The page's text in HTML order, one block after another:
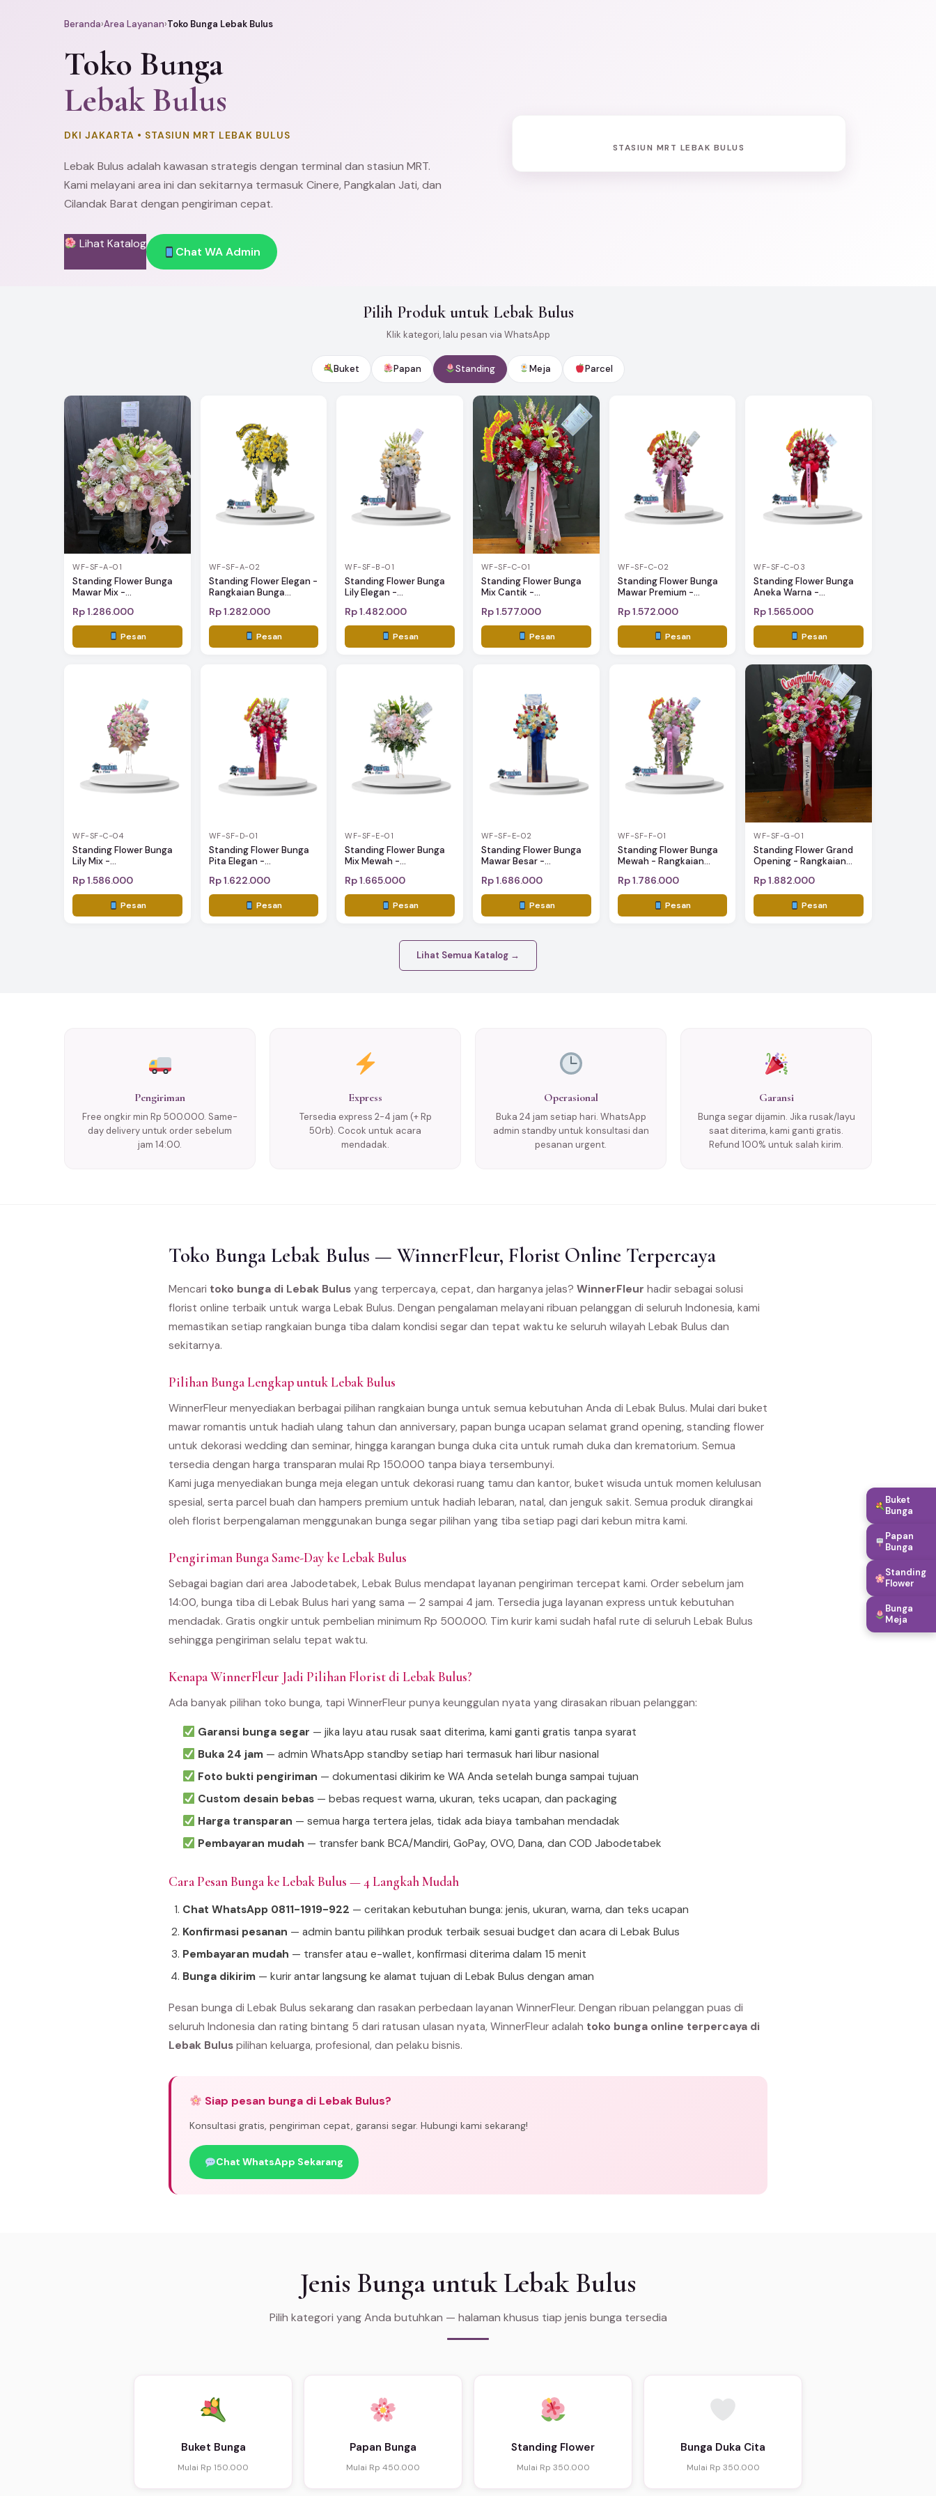
Beranda›Area Layanan›Toko Bunga Lebak Bulus
Toko Bunga
Lebak Bulus
DKI JAKARTA • STASIUN MRT LEBAK BULUS
Lebak Bulus adalah kawasan strategis dengan terminal dan stasiun MRT.
Kami melayani area ini dan sekitarnya termasuk Cinere, Pangkalan Jati, dan
Cilandak Barat dengan pengiriman cepat.
Lihat Katalog
Chat WA Admin
STASIUN MRT LEBAK BULUS
Pilih Produk untuk Lebak Bulus
Klik kategori, lalu pesan via WhatsApp
Buket Papan Standing Meja Parcel
WF-SF-A-01
Standing Flower Bunga
Mawar Mix -...
Rp 1.286.000
Pesan
WF-SF-A-02
Standing Flower Elegan -
Rangkaian Bunga...
Rp 1.282.000
Pesan
WF-SF-B-01
Standing Flower Bunga
Lily Elegan -...
Rp 1.482.000
Pesan
WF-SF-C-01
Standing Flower Bunga
Mix Cantik -...
Rp 1.577.000
Pesan
WF-SF-C-02
Standing Flower Bunga
Mawar Premium -...
Rp 1.572.000
Pesan
WF-SF-C-03
Standing Flower Bunga
Aneka Warna -...
Rp 1.565.000
Pesan
WF-SF-C-04
Standing Flower Bunga
Lily Mix -...
Rp 1.586.000
Pesan
WF-SF-D-01
Standing Flower Bunga
Pita Elegan -...
Rp 1.622.000
Pesan
WF-SF-E-01
Standing Flower Bunga
Mix Mewah -...
Rp 1.665.000
Pesan
WF-SF-E-02
Standing Flower Bunga
Mawar Besar -...
Rp 1.686.000
Pesan
WF-SF-F-01
Standing Flower Bunga
Mewah - Rangkaian...
Rp 1.786.000
Pesan
WF-SF-G-01
Standing Flower Grand
Opening - Rangkaian...
Rp 1.882.000
Pesan
Lihat Semua Katalog →
Pengiriman
Free ongkir min Rp 500.000. Same-
day delivery untuk order sebelum
jam 14:00.
Express
Tersedia express 2-4 jam (+ Rp
50rb). Cocok untuk acara
mendadak.
Operasional
Buka 24 jam setiap hari. WhatsApp
admin standby untuk konsultasi dan
pesanan urgent.
Garansi
Bunga segar dijamin. Jika rusak/layu
saat diterima, kami ganti gratis.
Refund 100% untuk salah kirim.
Toko Bunga Lebak Bulus — WinnerFleur, Florist Online Terpercaya
Mencari toko bunga di Lebak Bulus yang terpercaya, cepat, dan harganya jelas? WinnerFleur hadir sebagai solusi
florist online terbaik untuk warga Lebak Bulus. Dengan pengalaman melayani ribuan pelanggan di seluruh Indonesia, kami
memastikan setiap rangkaian bunga tiba dalam kondisi segar dan tepat waktu ke seluruh wilayah Lebak Bulus dan
sekitarnya.
Pilihan Bunga Lengkap untuk Lebak Bulus
WinnerFleur menyediakan berbagai pilihan rangkaian bunga untuk semua kebutuhan Anda di Lebak Bulus. Mulai dari buket
mawar romantis untuk hadiah ulang tahun dan anniversary, papan bunga ucapan selamat grand opening, standing flower
untuk dekorasi wedding dan seminar, hingga karangan bunga duka cita untuk rumah duka dan krematorium. Semua
tersedia dengan harga transparan mulai Rp 150.000 tanpa biaya tersembunyi.
Kami juga menyediakan bunga meja elegan untuk dekorasi ruang tamu dan kantor, buket wisuda untuk momen kelulusan
spesial, serta parcel buah dan hampers premium untuk hadiah lebaran, natal, dan jenguk sakit. Semua produk dirangkai
oleh florist berpengalaman menggunakan bunga segar pilihan yang tiba setiap pagi dari kebun mitra kami.
Pengiriman Bunga Same-Day ke Lebak Bulus
Sebagai bagian dari area Jabodetabek, Lebak Bulus mendapat layanan pengiriman tercepat kami. Order sebelum jam
14:00, bunga tiba di Lebak Bulus hari yang sama — 2 sampai 4 jam. Tersedia juga layanan express untuk kebutuhan
mendadak. Gratis ongkir untuk pembelian minimum Rp 500.000. Tim kurir kami sudah hafal rute di seluruh Lebak Bulus
sehingga pengiriman selalu tepat waktu.
Kenapa WinnerFleur Jadi Pilihan Florist di Lebak Bulus?
Ada banyak pilihan toko bunga, tapi WinnerFleur punya keunggulan nyata yang dirasakan ribuan pelanggan:
Garansi bunga segar — jika layu atau rusak saat diterima, kami ganti gratis tanpa syarat
Buka 24 jam— admin WhatsApp standby setiap hari termasuk hari libur nasional
Foto bukti pengiriman — dokumentasi dikirim ke WA Anda setelah bunga sampai tujuan
Custom desain bebas— bebas request warna, ukuran, teks ucapan, dan packaging
Harga transparan — semua harga tertera jelas, tidak ada biaya tambahan mendadak
Pembayaran mudah — transfer bank BCA/Mandiri, GoPay, OVO, Dana, dan COD Jabodetabek
Cara Pesan Bunga ke Lebak Bulus — 4 Langkah Mudah
Chat WhatsApp 0811-1919-922 — ceritakan kebutuhan bunga: jenis, ukuran, warna, dan teks ucapan
Konfirmasi pesanan — admin bantu pilihkan produk terbaik sesuai budget dan acara di Lebak Bulus
Pembayaran mudah — transfer atau e-wallet, konfirmasi diterima dalam 15 menit
Bunga dikirim — kurir antar langsung ke alamat tujuan di Lebak Bulus dengan aman
Pesan bunga di Lebak Bulus sekarang dan rasakan perbedaan layanan WinnerFleur. Dengan ribuan pelanggan puas di
seluruh Indonesia dan rating bintang 5 dari ratusan ulasan nyata, WinnerFleur adalah toko bunga online terpercaya di
Lebak Bulus pilihan keluarga, profesional, dan pelaku bisnis.
Siap pesan bunga di Lebak Bulus?
Konsultasi gratis, pengiriman cepat, garansi segar. Hubungi kami sekarang!
Chat WhatsApp Sekarang
Jenis Bunga untuk Lebak Bulus
Pilih kategori yang Anda butuhkan — halaman khusus tiap jenis bunga tersedia
Buket Bunga
Mulai Rp 150.000
Papan Bunga
Mulai Rp 450.000
Standing Flower
Mulai Rp 350.000
Bunga Duka Cita
Mulai Rp 350.000
Buket
Bunga
Papan
Bunga
Standing
Flower
Bunga
Meja